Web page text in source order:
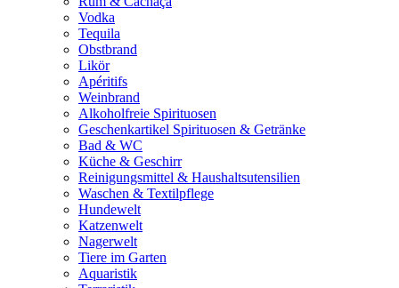
Vodka
Tequila
Obstbrand
Likör
Apéritifs
Weinbrand
Alkoholfreie Spirituosen
Geschenkartikel Spirituosen & Getränke
Bad & WC
Küche & Geschirr
Reinigungsmittel & Haushaltsutensilien
Waschen & Textilpflege
Hundewelt
Katzenwelt
Nagerwelt
Tiere im Garten
Aquaristik